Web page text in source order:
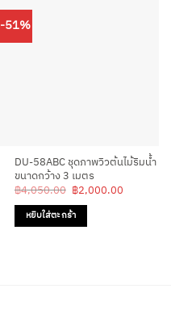
-51%
DU-58ABC ชุดภาพวิวต้นไม้ริมน้ำ
ขนาดกว้าง 3 เมตร
฿4,050.00 Original
price
was:
฿4,050.00.
฿2,000.00Current
หยิบใส่ตะกร้า